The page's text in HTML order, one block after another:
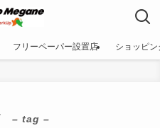
フリーペーパー設置店 ショッピン
– tag –